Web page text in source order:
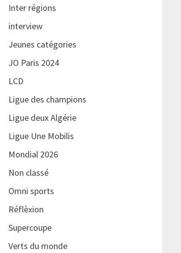
Inter régions
interview
Jeunes catégories
JO Paris 2024
LCD
Ligue des champions
Ligue deux Algérie
Ligue Une Mobilis
Mondial 2026
Non classé
Omni sports
Réflèxion
Supercoupe
Verts du monde